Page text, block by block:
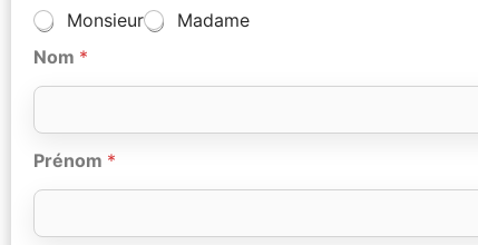
Monsieur
Madame
Nom *
Prénom *